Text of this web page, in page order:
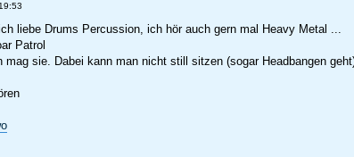
liebe Drums Percussion, ich hör auch gern mal Heavy Metal ...
Patrol
mag sie. Dabei kann man nicht still sitzen (sogar Headbangen